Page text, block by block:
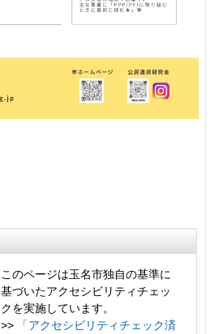
このページは玉名市独自の基準に
基づいたアクセシビリティチェッ
クを実施しています。
>>
「アクセシビリティチェック済